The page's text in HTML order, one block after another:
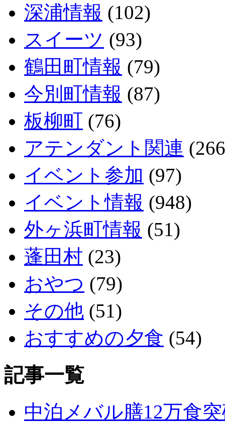
深浦情報 (102)
スイーツ (93)
鶴田町情報 (79)
今別町情報 (87)
板柳町 (76)
アテンダント関連
イベント参加 (97)
イベント情報 (948)
外ヶ浜町情報 (51)
蓬田村 (23)
おやつ (79)
その他 (51)
おすすめの夕食 (54)
記事一覧
中泊メバル膳12万食